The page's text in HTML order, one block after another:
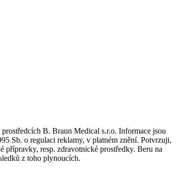
B. Braun Medical s.r.o. Informace jsou
Sb. o regulaci reklamy, v platném znění. Potvrzuji,
přípravky, resp. zdravotnické prostředky. Beru na
z toho plynoucích.